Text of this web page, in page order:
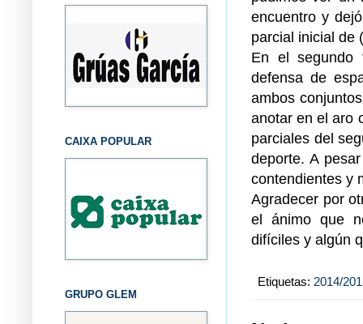
encuentro y
parcial inicial de
En el segundo
defensa de
ambos
anotar en el aro
parciales del
deporte. A
contendientes y
Agradecer por
el ánimo que
difíciles y algún
Etiquetas: 2014/
CAIXA POPULAR
GRUPO GLEM